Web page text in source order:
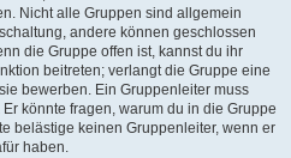
Nicht alle Gruppen sind allgemein
andere können geschlossen
die Gruppe offen ist, kannst du ihr
beitreten; verlangt die Gruppe eine
bewerben. Ein Gruppenleiter muss
könnte fragen, warum du in die Gruppe
belästige keinen Gruppenleiter, wenn er
haben.